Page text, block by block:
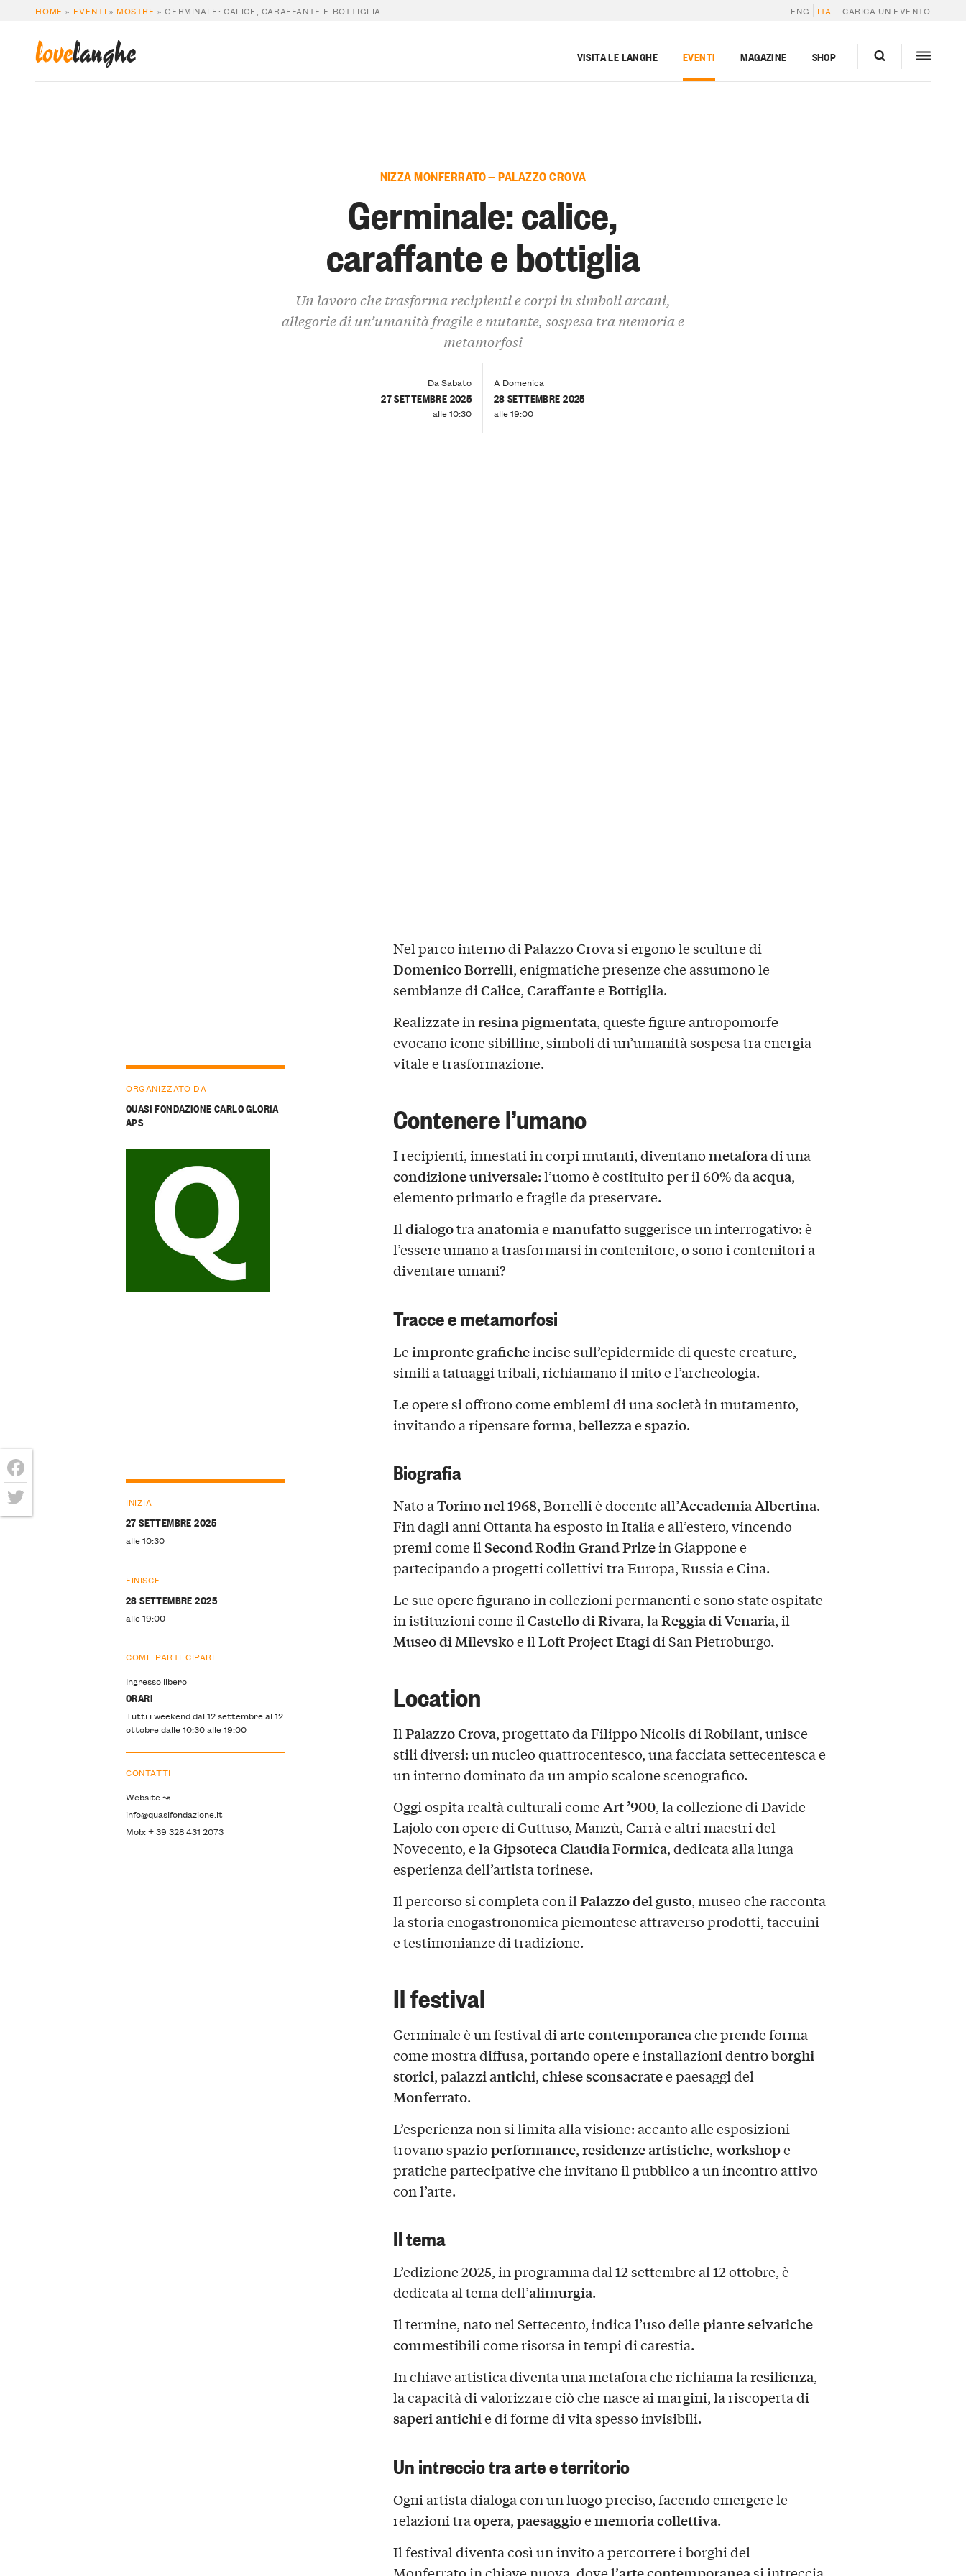
HOME » EVENTI » MOSTRE »GERMINALE: CALICE, CARAFFANTE E BOTTIGLIA ENG ITA CARICA UN EVENTO
lovelanghe VISITA LE LANGHE EVENTI MAGAZINE SHOP
NIZZA MONFERRATO — PALAZZO CROVA
Germinale: calice,
caraffante e bottiglia
Un lavoro che trasforma recipienti e corpi in simboli arcani,
allegorie di un’umanità fragile e mutante, sospesa tra memoria e
metamorfosi
Da Sabato
27 SETTEMBRE 2025
alle 10:30
A Domenica
28 SETTEMBRE 2025
alle 19:00
Nel parco interno di Palazzo Crova si ergono le sculture di
Domenico Borrelli, enigmatiche presenze che assumono le
sembianze diCalice,CaraffanteeBottiglia.
Realizzate inresina pigmentata, queste figure antropomorfe
evocano icone sibilline, simboli di un’umanità sospesa tra energia
vitale e trasformazione.
Contenere l’umano
I recipienti, innestati in corpi mutanti, diventanometaforadi una
condizione universale: l’uomo è costituito per il 60% daacqua,
elemento primario e fragile da preservare.
Ildialogotraanatomiaemanufattosuggerisce un interrogativo: è
l’essere umano a trasformarsi in contenitore, o sono i contenitori a
diventare umani?
Tracce e metamorfosi
Leimpronte graficheincise sull’epidermide di queste creature,
simili a tatuaggi tribali, richiamano il mito e l’archeologia.
Le opere si offrono come emblemi di una società in mutamento,
invitando a ripensareforma,bellezzaespazio.
Biografia
Nato aTorino nel 1968, Borrelli è docente all’Accademia Albertina.
Fin dagli anni Ottanta ha esposto in Italia e all’estero, vincendo
premi come ilSecond Rodin Grand Prizein Giappone e
partecipando a progetti collettivi tra Europa, Russia e Cina.
Le sue opere figurano in collezioni permanenti e sono state ospitate
in istituzioni come ilCastello di Rivara, laReggia di Venaria, il
Museo di Milevskoe ilLoft Project Etagidi San Pietroburgo.
Location
IlPalazzo Crova, progettato da Filippo Nicolis di Robilant, unisce
stili diversi: un nucleo quattrocentesco, una facciata settecentesca e
un interno dominato da un ampio scalone scenografico.
Oggi ospita realtà culturali comeArt ’900, la collezione di Davide
Lajolo con opere di Guttuso, Manzù, Carrà e altri maestri del
Novecento, e laGipsoteca Claudia Formica, dedicata alla lunga
esperienza dell’artista torinese.
Il percorso si completa con ilPalazzo del gusto, museo che racconta
la storia enogastronomica piemontese attraverso prodotti, taccuini
e testimonianze di tradizione.
Il festival
Germinale è un festival diarte contemporaneache prende forma
come mostra diffusa, portando opere e installazioni dentroborghi
storici,palazzi antichi,chiese sconsacratee paesaggi del
Monferrato.
L’esperienza non si limita alla visione: accanto alle esposizioni
trovano spazioperformance,residenze artistiche,workshope
pratiche partecipative che invitano il pubblico a un incontro attivo
con l’arte.
Il tema
L’edizione 2025, in programma dal 12 settembre al 12 ottobre, è
dedicata al tema dell’alimurgia.
Il termine, nato nel Settecento, indica l’uso dellepiante selvatiche
commestibilicome risorsa in tempi di carestia.
In chiave artistica diventa una metafora che richiama laresilienza,
la capacità di valorizzare ciò che nasce ai margini, la riscoperta di
saperi antichie di forme di vita spesso invisibili.
Un intreccio tra arte e territorio
Ogni artista dialoga con un luogo preciso, facendo emergere le
relazioni traopera,paesaggioememoria collettiva.
Il festival diventa così un invito a percorrere i borghi del
ORGANIZZATO DA
QUASI FONDAZIONE CARLO GLORIA
APS
INIZIA
27 SETTEMBRE 2025
alle 10:30
FINISCE
28 SETTEMBRE 2025
alle 19:00
COME PARTECIPARE
Ingresso libero
ORARI
Tutti i weekend dal 12 settembre al 12
ottobre dalle 10:30 alle 19:00
CONTATTI
Website ↝
info@quasifondazione.it
Mob: + 39 328 431 2073
Facebook
Twitter